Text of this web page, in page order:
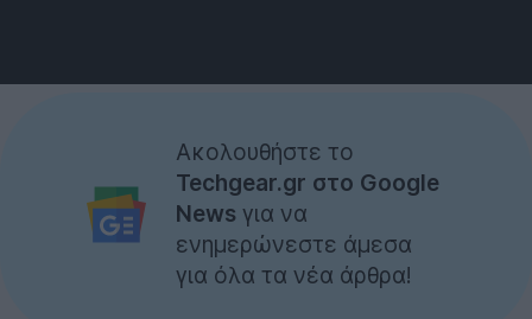
Ακολουθήστε το
Techgear.gr στο Google
News για να
ενημερώνεστε άμεσα
για όλα τα νέα άρθρα!